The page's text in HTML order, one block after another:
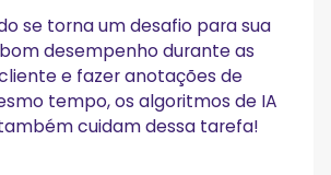
se torna um desafio para sua
desempenho durante as
e fazer anotações de
tempo, os algoritmos de IA
cuidam dessa tarefa!